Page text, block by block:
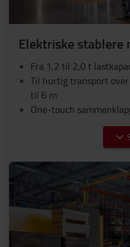
Elektriske stablere
Fra 1,2 til 2,0 t
Til hurtig transport
til 6 m
One-touch